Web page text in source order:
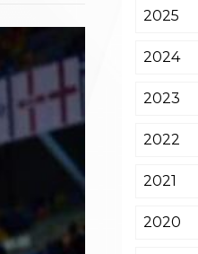
2025
2024
2023
2022
2021
2020